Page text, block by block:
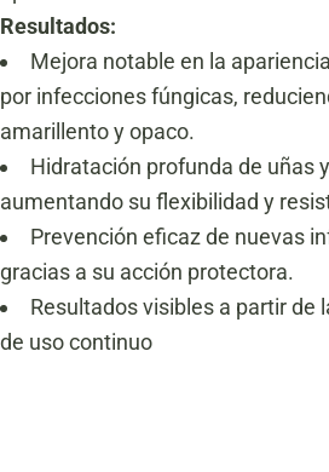
Resultados:
Mejora notable en la
por infecciones fúngicas,
amarillento y opaco.
Hidratación profunda de uñas
aumentando su flexibilidad y
Prevención eficaz de nuevas
gracias a su acción protectora.
Resultados visibles a partir de
de uso continuo